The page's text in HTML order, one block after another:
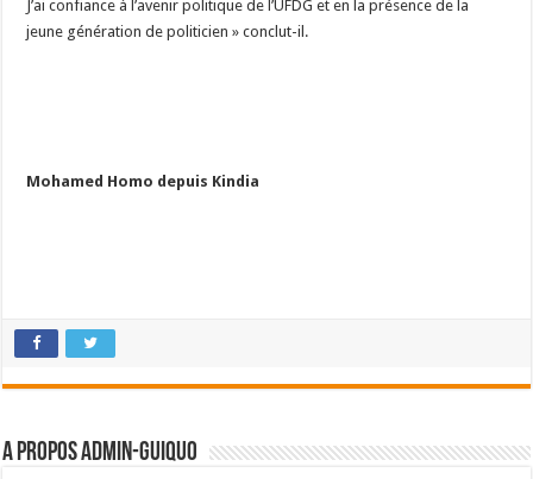
J’ai confiance à l’avenir politique de l’UFDG et en la présence de la
jeune génération de politicien » conclut-il.
Mohamed Homo depuis Kindia
A propos admin-guiquo